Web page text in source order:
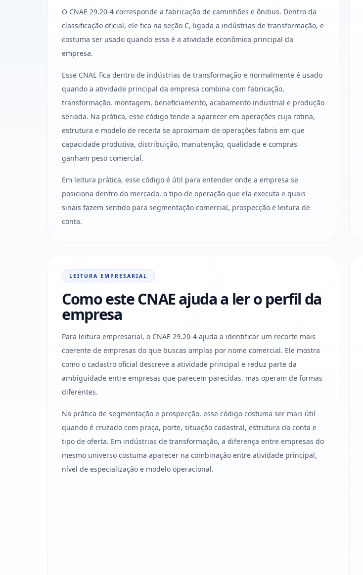
O CNAE 29.20-4 corresponde a fabricação de caminhões e ônibus. Dentro da
classificação oficial, ele fica na seção C, ligada a indústrias de transformação, e
costuma ser usado quando essa é a atividade econômica principal da
empresa.
Esse CNAE fica dentro de indústrias de transformação e normalmente é usado
quando a atividade principal da empresa combina com fabricação,
transformação, montagem, beneficiamento, acabamento industrial e produção
seriada. Na prática, esse código tende a aparecer em operações cuja rotina,
estrutura e modelo de receita se aproximam de operações fabris em que
capacidade produtiva, distribuição, manutenção, qualidade e compras
ganham peso comercial.
Em leitura prática, esse código é útil para entender onde a empresa se
posiciona dentro do mercado, o tipo de operação que ela executa e quais
sinais fazem sentido para segmentação comercial, prospecção e leitura de
conta.
LEITURA EMPRESARIAL
Como este CNAE ajuda a ler o perfil da
empresa
Para leitura empresarial, o CNAE 29.20-4 ajuda a identificar um recorte mais
coerente de empresas do que buscas amplas por nome comercial. Ele mostra
como o cadastro oficial descreve a atividade principal e reduz parte da
ambiguidade entre empresas que parecem parecidas, mas operam de formas
diferentes.
Na prática de segmentação e prospecção, esse código costuma ser mais útil
quando é cruzado com praça, porte, situação cadastral, estrutura da conta e
tipo de oferta. Em indústrias de transformação, a diferença entre empresas do
mesmo universo costuma aparecer na combinação entre atividade principal,
nível de especialização e modelo operacional.